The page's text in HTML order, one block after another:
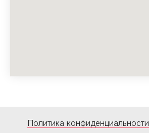
Политика конфиденциальности